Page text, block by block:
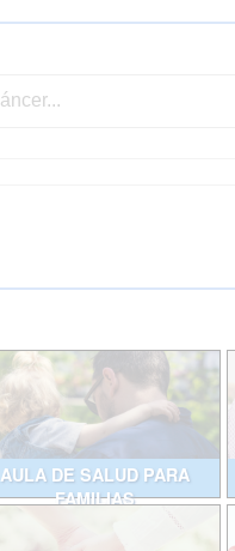
AULA DE SALUD PARA
FAMILIAS